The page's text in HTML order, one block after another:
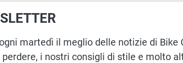
martedì il meglio delle notizie di Bike
perdere, i nostri consigli di stile e molto